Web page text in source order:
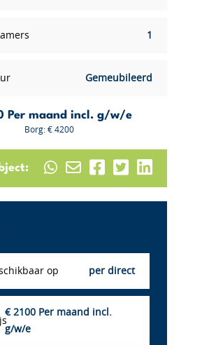
1
Gemeubileerd
Per maand incl. g/w/e
Borg: € 4200
op per direct
€ 2100 Per maand incl.
g/w/e